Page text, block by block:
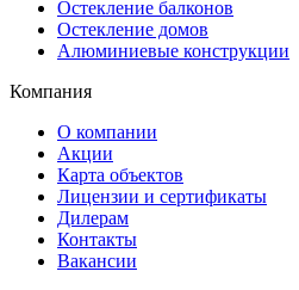
Остекление балконов
Остекление домов
Алюминиевые конструкции
Компания
О компании
Акции
Карта объектов
Лицензии и сертификаты
Дилерам
Контакты
Вакансии